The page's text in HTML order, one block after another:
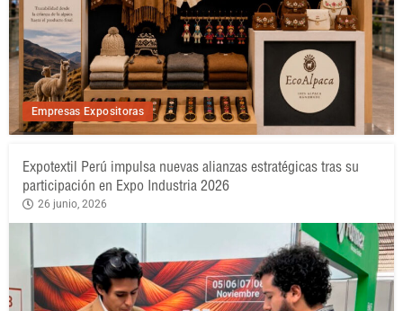
Empresas Expositoras
Expotextil Perú impulsa nuevas alianzas estratégicas tras su
participación en Expo Industria 2026
26 junio, 2026